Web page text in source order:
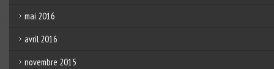
mai 2016
avril 2016
novembre 2015